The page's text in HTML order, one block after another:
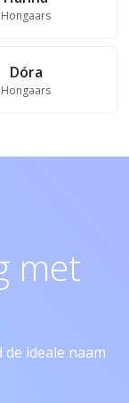
Hongaars
Dóra
Hongaars
met
ideale naam